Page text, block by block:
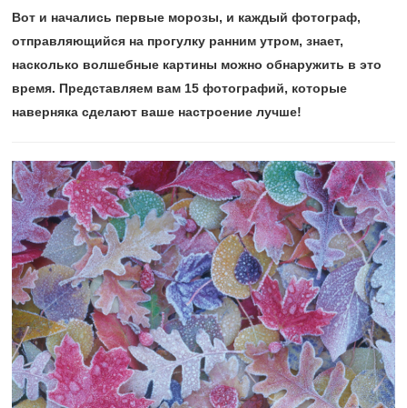
Вот и начались первые морозы, и каждый фотограф,
отправляющийся на прогулку ранним утром, знает,
насколько волшебные картины можно обнаружить в это
время. Представляем вам 15 фотографий, которые
наверняка сделают ваше настроение лучше!